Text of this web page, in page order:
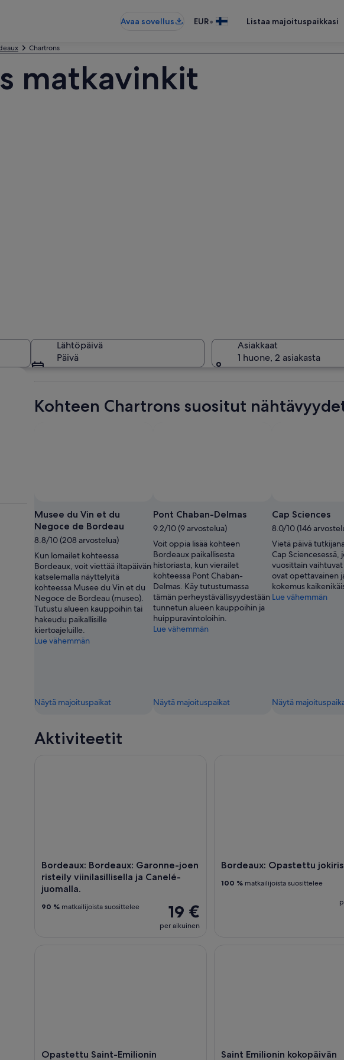
Avaa sovellus EUR• Listaa majoituspaikkasi
Chartrons
matkavinkit
Lähtöpäivä
Päivä
Asiakkaat
1 huone, 2 asiakasta
Kohteen Chartrons suositut
Musee du Vin et du
Negoce de Bordeau
8.8/10 (208 arvostelua)
Kun lomailet kohteessa
Bordeaux, voit viettää iltapäivän
katselemalla näyttelyitä
kohteessa Musee du Vin et du
Negoce de Bordeau (museo).
Tutustu alueen kauppoihin tai
hakeudu paikallisille
kiertoajeluille.
Lue vähemmän
Näytä majoituspaikat
Pont Chaban-Delmas
9.2/10 (9 arvostelua)
Voit oppia lisää kohteen
Bordeaux paikallisesta
historiasta, kun vierailet
kohteessa Pont Chaban-
Delmas. Käy tutustumassa
tämän perheystävällisyydestään
tunnetun alueen kauppoihin ja
huippuravintoloihin.
Lue vähemmän
Näytä majoituspaikat
Cap Sciences
8.0/10 (146
Vietä päivä
Cap Sciencesessä,
vuosittain
ovat opettavainen
kokemus
Lue vähemmän
Näytä
Aktiviteetit
Bordeaux: Bordeaux: Garonne-joen
risteily viinilasillisella ja Canelé-
juomalla.
19 €
per aikuinen
90 % matkailijoista suosittelee
Bordeaux: Opastettu
100 % matkailijoista suosittelee
Opastettu Saint-Emilionin
Saint Emilionin kokopäivän